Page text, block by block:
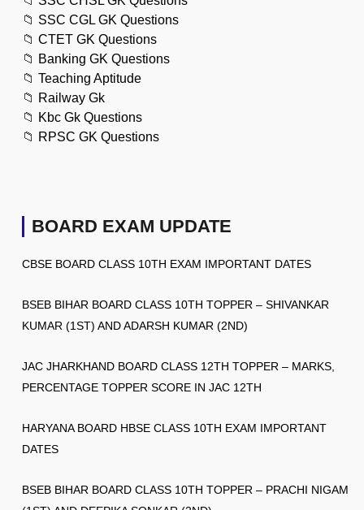
📁 SSC CGL GK Questions
📁 CTET GK Questions
📁 Banking GK Questions
📁 Teaching Aptitude
📁 Railway Gk
📁 Kbc Gk Questions
📁 RPSC GK Questions
BOARD EXAM UPDATE
CBSE BOARD CLASS 10TH EXAM IMPORTANT DATES
BSEB BIHAR BOARD CLASS 10TH TOPPER – SHIVANKAR
KUMAR (1ST) AND ADARSH KUMAR (2ND)
JAC JHARKHAND BOARD CLASS 12TH TOPPER – MARKS,
PERCENTAGE TOPPER SCORE IN JAC 12TH
HARYANA BOARD HBSE CLASS 10TH EXAM IMPORTANT
DATES
BSEB BIHAR BOARD CLASS 10TH TOPPER – PRACHI NIGAM